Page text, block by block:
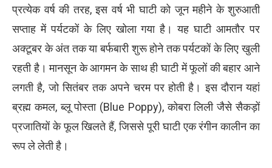
प्रत्येक वर्ष की तरह, इस वर्ष भी घाटी को जून महीने के शुरुआती
सप्ताह में पर्यटकों के लिए खोला गया है। यह घाटी आमतौर पर
अक्टूबर के अंत तक या बर्फबारी शुरू होने तक पर्यटकों के लिए खुली
रहती है। मानसून के आगमन के साथ ही घाटी में फूलों की बहार आने
लगती है, जो सितंबर तक अपने चरम पर होती है। इस दौरान यहां
ब्रह्म कमल, ब्लू पोस्ता (Blue Poppy), कोबरा लिली जैसे सैकड़ों
प्रजातियों के फूल खिलते हैं, जिससे पूरी घाटी एक रंगीन कालीन का
रूप ले लेती है।